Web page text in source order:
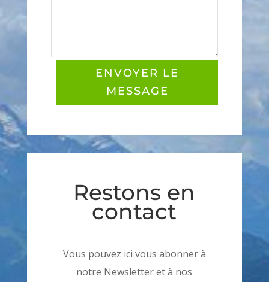
ENVOYER LE
MESSAGE
Restons en
contact
Vous pouvez ici vous abonner à
notre Newsletter et à nos